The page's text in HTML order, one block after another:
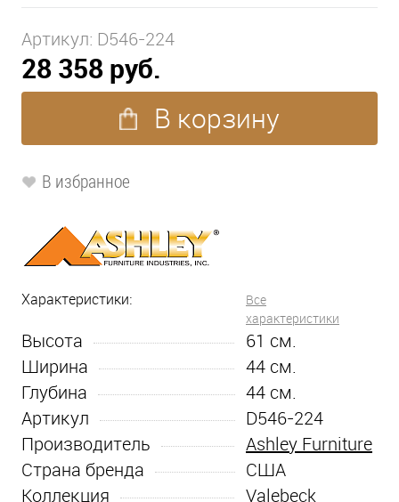
Артикул: D546-224
28 358 руб.
В корзину
В избранное
Характеристики:
Все
характеристики
Высота 61 см.
Ширина
44 см.
Глубина
44 см.
Артикул
D546-224
Производитель
Ashley Furniture
Страна бренда
США
Коллекция
Valebeck